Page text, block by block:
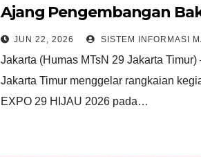
Ajang Pengembangan
Karakter Siswa
JUN 22, 2026 SISTEM INFORMASI
Jakarta (Humas MTsN 29 Jakarta
Jakarta Timur menggelar rangkaian
EXPO 29 HIJAU 2026 pada…